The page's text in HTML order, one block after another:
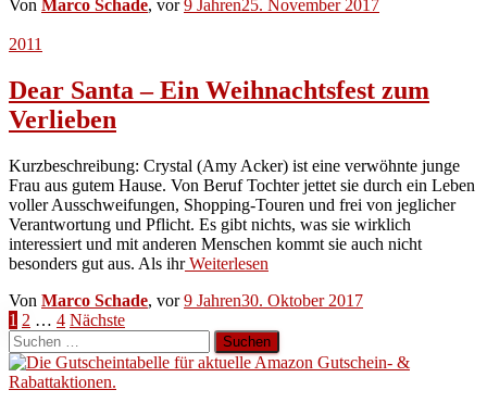
Von Marco Schade, vor9 Jahren25. November 2017
2011
Dear Santa – Ein Weihnachtsfest zum
Verlieben
Kurzbeschreibung: Crystal (Amy Acker) ist eine verwöhnte junge
Frau aus gutem Hause. Von Beruf Tochter jettet sie durch ein Leben
voller Ausschweifungen, Shopping-Touren und frei von jeglicher
Verantwortung und Pflicht. Es gibt nichts, was sie wirklich
interessiert und mit anderen Menschen kommt sie auch nicht
besonders gut aus. Als ihrWeiterlesen
Von Marco Schade, vor9 Jahren30. Oktober 2017
Seitennummerierung
der
Beiträge
1 2 … 4 Nächste
Suchen
nach: